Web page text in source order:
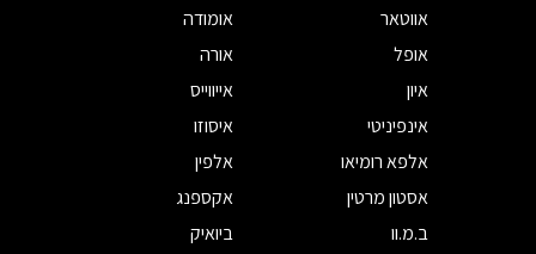
אווטאר
אומודה
אופל
אורה
איון
אייווייס
אינפיניטי
איסוזו
אלפא רומיאו
אלפין
אסטון מרטין
אקספנג
ב.מ.וו
ביואיק